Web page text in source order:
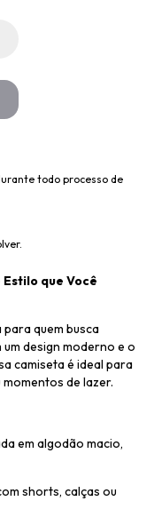
todo processo de
que Você
quem busca
design moderno e o
camiseta é ideal para
de lazer.
em algodão macio,
shorts, calças ou